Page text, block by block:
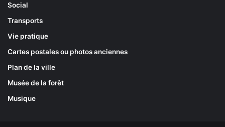
Social
Transports
Vie pratique
Cartes postales ou photos anciennes
Plan de la ville
Musée de la forêt
Musique